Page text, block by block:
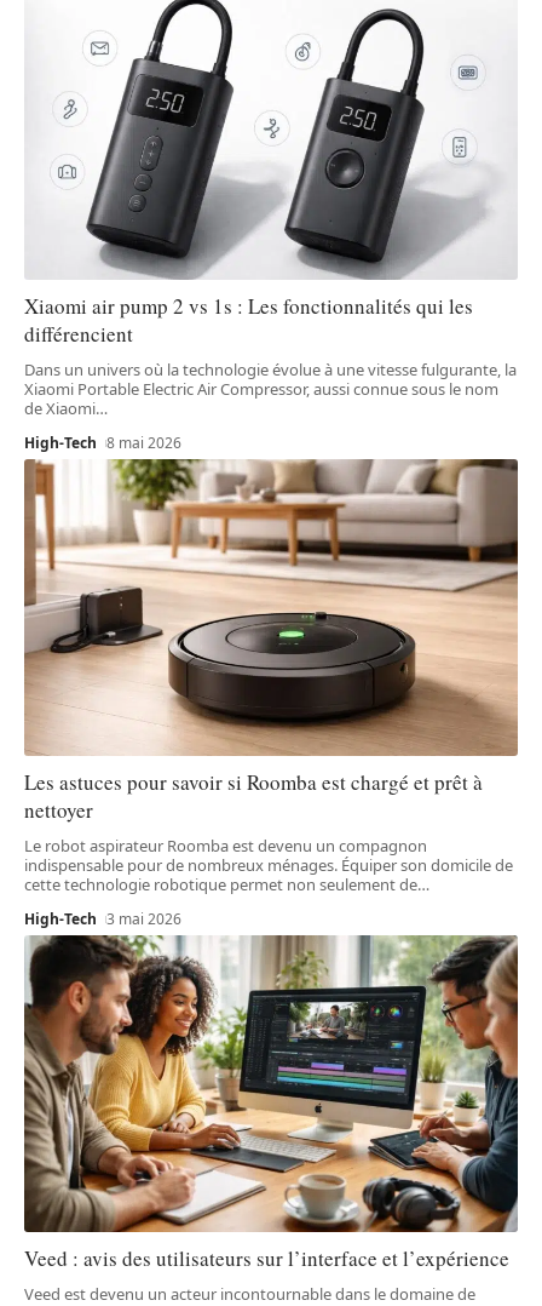
Xiaomi air pump 2 vs 1s : Les fonctionnalités qui les
différencient
Dans un univers où la technologie évolue à une vitesse fulgurante, la
Xiaomi Portable Electric Air Compressor, aussi connue sous le nom
de Xiaomi…
High-Tech 8 mai 2026
Les astuces pour savoir si Roomba est chargé et prêt à
nettoyer
Le robot aspirateur Roomba est devenu un compagnon
indispensable pour de nombreux ménages. Équiper son domicile de
cette technologie robotique permet non seulement de…
High-Tech 3 mai 2026
Veed : avis des utilisateurs sur l’interface et l’expérience
Veed est devenu un acteur incontournable dans le domaine de